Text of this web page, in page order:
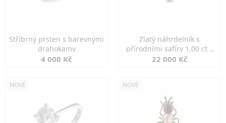
Stříbrný prsten s barevnými
drahokamy
4 000 Kč
Zlatý náhrdelník s
přírodními safíry 1,00 ct a
diamanty
22 000 Kč
NOVÉ NOVÉ